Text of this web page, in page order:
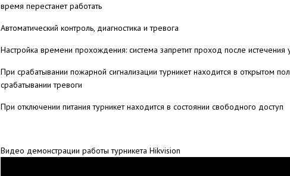
время перестанет работать
Автоматический контроль, диагностика и тревога
Настройка времени прохождения: система запретит проход после
При срабатывании пожарной сигнализации турникет находится в открытом
срабатывании тревоги
При отключении питания турникет находится в состоянии свободного доступ
Видео демонстрации работы турникета Hikvision